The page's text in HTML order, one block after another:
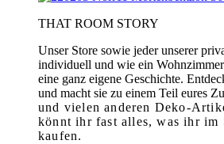
THAT ROOM STORY
Unser Store sowie jeder unserer
individuell und wie ein
eine ganz eigene Geschichte.
und macht sie zu einem Teil eures
und vielen anderen Deko-
könnt ihr fast alles, was ihr im
kaufen.